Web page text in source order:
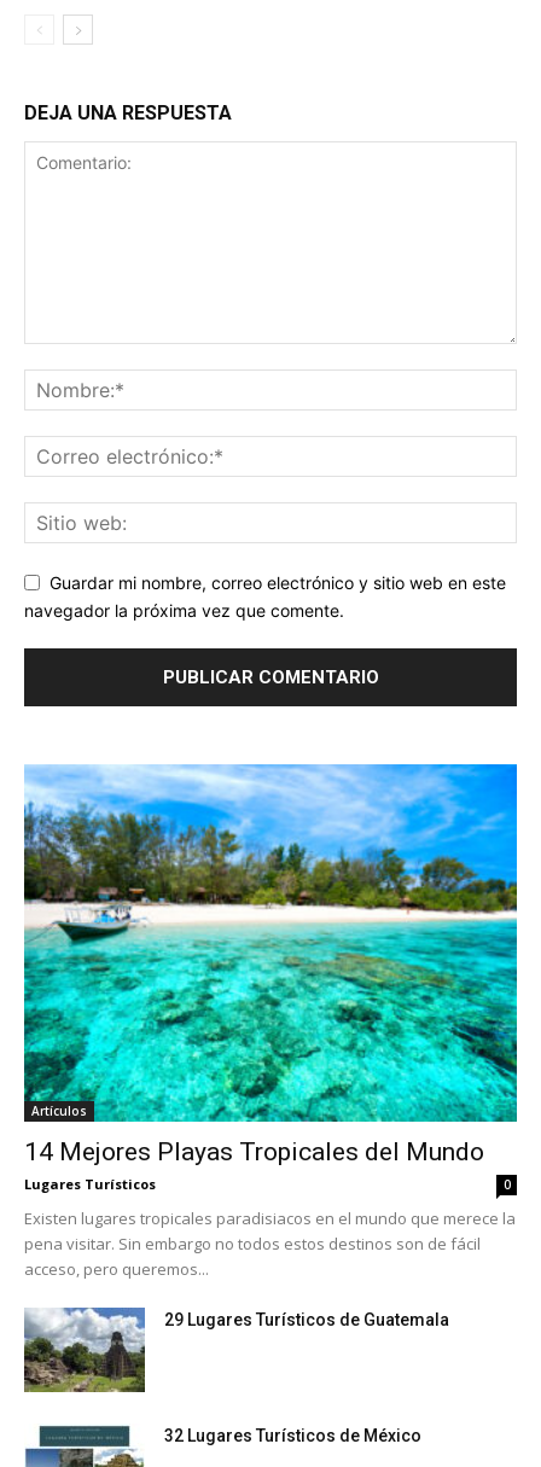
DEJA UNA RESPUESTA
Guardar mi nombre, correo electrónico y sitio web en este
navegador la próxima vez que comente.
Artículos
14 Mejores Playas Tropicales del Mundo
Lugares Turísticos 0
Existen lugares tropicales paradisiacos en el mundo que merece la
pena visitar. Sin embargo no todos estos destinos son de fácil
acceso, pero queremos...
29 Lugares Turísticos de Guatemala
32 Lugares Turísticos de México